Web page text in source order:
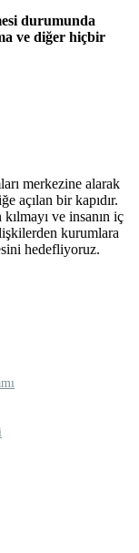
durumunda
ve diğer hiçbir
merkezine alarak
açılan bir kapıdır.
ve insanın iç
kurumlara
hedefliyoruz.